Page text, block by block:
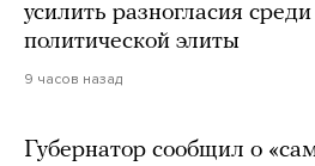
усилить разногласия
политической элиты
9 часов назад
Губернатор сообщил о